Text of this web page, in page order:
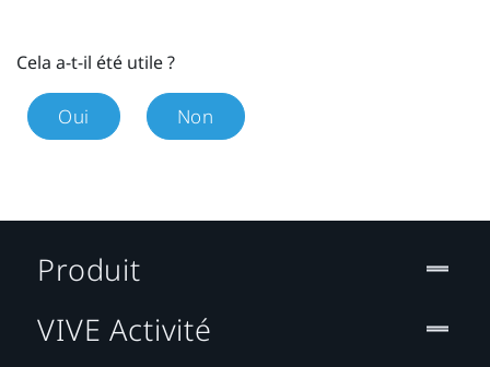
Cela a-t-il été utile ?
Oui Non
Produit
VIVE Activité